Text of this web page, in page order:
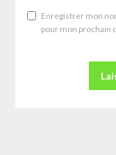
Enregistrer mon
pour mon prochain